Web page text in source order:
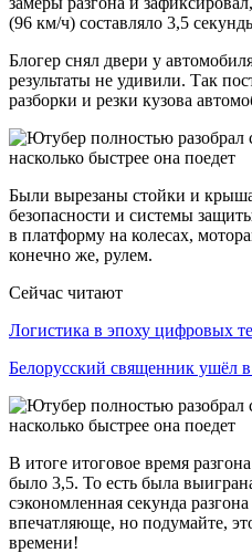
(96 км/ч) составляло 3,5
Блогер снял двери у
результаты не удивили. Так
разборки и резки кузова
Были вырезаны стойки и
безопасности и системы
в платформу на колесах,
конечно же, рулем.
Сейчас читают
Логистика в эпоху цифровых
Белорусский священник ушёл
В итоге итоговое время
было 3,5. То есть была
сэкономленная секунда
впечатляюще, но подумайте,
времени!